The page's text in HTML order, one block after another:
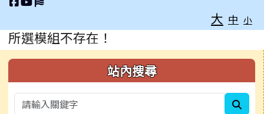
大 中 小
主內容區域
所選模組不存在！
左邊區域內容 站內搜尋
頁尾區域